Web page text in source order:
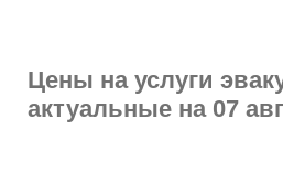
Цены на услуги
актуальные на 07